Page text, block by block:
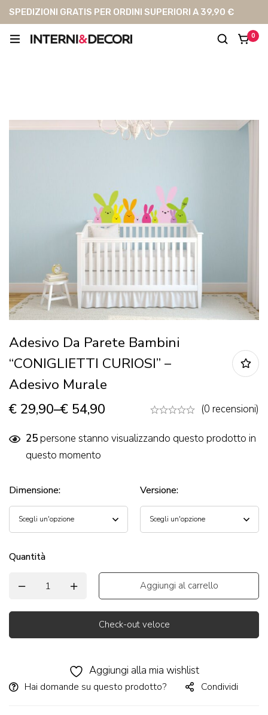
SPEDIZIONI GRATIS PER ORDINI SUPERIORI A 39,90 €
0
Adesivo Da Parete Bambini
“CONIGLIETTI CURIOSI” –
Adesivo Murale
€ 29,90–€ 54,90 (0 recensioni)
25persone stanno visualizzando questo prodotto in
questo momento
Dimensione: Versione:
Quantità
Aggiungi al carrello
Check-out veloce
Aggiungi alla mia wishlist
Hai domande su questo prodotto? Condividi